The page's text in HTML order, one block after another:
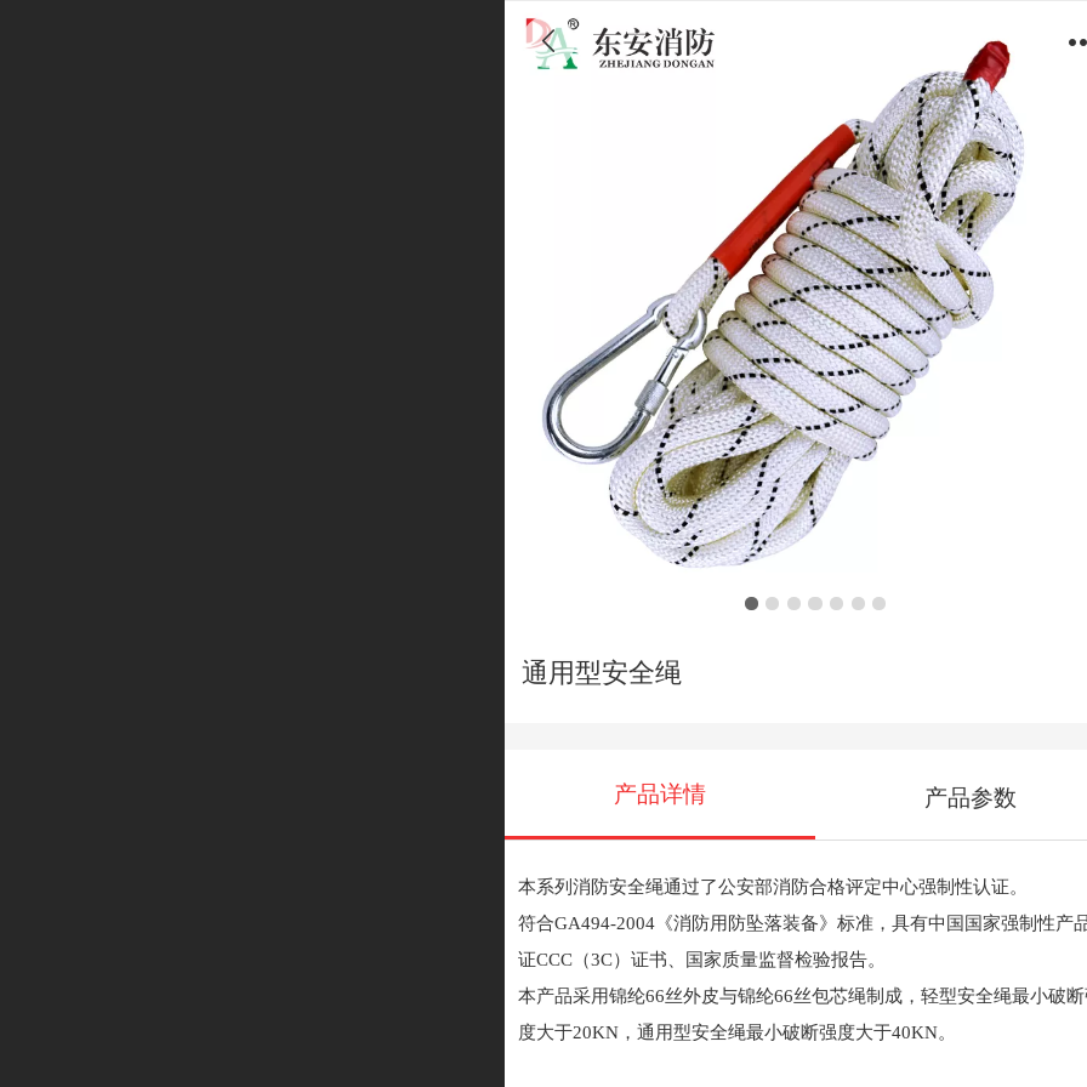
通用型安全绳
产品详情 产品参数
本系列消防安全绳通过了公安部消防合格评定中心强制性认证。
符合GA494-2004《消防用防坠落装备》标准，具有中国国家强制性产
证CCC（3C）证书、国家质量监督检验报告。
本产品采用锦纶66丝外皮与锦纶66丝包芯绳制成，轻型安全绳最小破
度大于20KN，通用型安全绳最小破断强度大于40KN。